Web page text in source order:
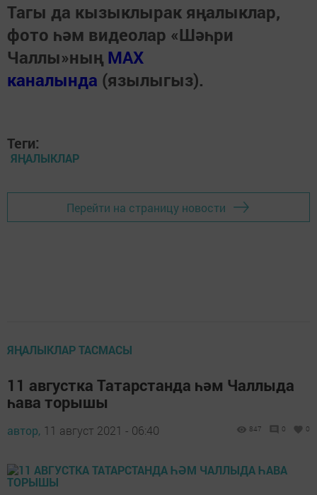
Тагы да кызыклырак яңалыклар,
фото һәм видеолар «Шәһри
Чаллы»ның MAX
каналында (язылыгыз).
Теги:
ЯҢАЛЫКЛАР
Перейти на страницу новости
ЯҢАЛЫКЛАР ТАСМАСЫ
11 августка Татарстанда һәм Чаллыда
һава торышы
автор, 11 август 2021 - 06:40 847 0 0